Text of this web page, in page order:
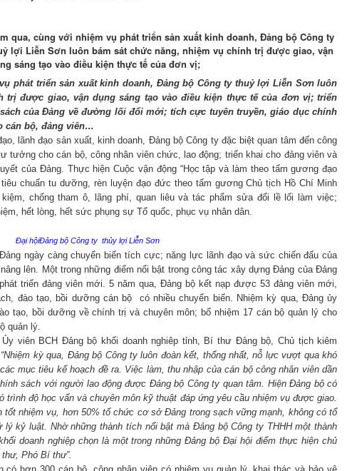
qua, cùng với nhiệm vụ phát triển sản xuất kinh doanh, Đảng bộ Công ty
lợi Liễn Sơn luôn bám sát chức năng, nhiệm vụ chính trị được giao, vận
sáng tạo vào điều kiện thực tế của đơn vị;
phát triển sản xuất kinh doanh, Đảng bộ Công ty thuỷ lợi Liễn Sơn luôn
trị được giao, vận dụng sáng tạo vào điều kiện thực tế của đơn vị; triển
của Đảng về đường lối đổi mới; tích cực tuyên truyền, giáo dục chính
cán bộ, đảng viên…
lãnh đạo sản xuất, kinh doanh, Đảng bộ Công ty đặc biệt quan tâm đến công
cho cán bộ, công nhân viên chức, lao động; triển khai cho đảng viên và
của Đảng. Thực hiện Cuộc vận động “Học tập và làm theo tấm gương đạo
chuẩn tu dưỡng, rèn luyện đạo đức theo tấm gương Chủ tịch Hồ Chí Minh
chống tham ô, lãng phí, quan liêu và tác phẩm sửa đổi lề lối làm việc;
hết lòng, hết sức phụng sự Tổ quốc, phục vụ nhân dân.
Đại hộiĐảng bộ Công ty thủy lợi Liễn Sơn
ngày càng chuyển biến tích cực; năng lực lãnh đạo và sức chiến đấu của
lên. Một trong những điểm nổi bật trong công tác xây dựng Đảng của Đảng
triển đảng viên mới. 5 năm qua, Đảng bộ kết nạp được 53 đảng viên mới,
đào tạo, bồi dưỡng cán bộ có nhiều chuyển biến. Nhiệm kỳ qua, Đảng ủy
tạo, bồi dưỡng về chính trị và chuyên môn; bổ nhiệm 17 cán bộ quản lý cho
quản lý.
viên BCH Đảng bộ khối doanh nghiêp tỉnh, Bí thư Đảng bộ, Chủ tịch kiêm
“Nhiệm kỳ qua, Đảng bộ Công ty luôn đoàn kết, thống nhất, nỗ lực vượt qua khó
mục tiêu kế hoạch đề ra. Việc làm, thu nhập của cán bộ công nhân viên dần
sách với người lao động được Đảng bộ Công ty quan tâm. Hiện Đảng bộ có
trình độ học vấn và chuyên môn kỹ thuật đáp ứng yêu cầu nhiệm vụ được giao.
tốt nhiệm vụ, hơn 50% tổ chức cơ sở Đảng trong sạch vững mạnh, không có tổ
kỷ luật. Nhờ những thành tích nổi bật mà Đảng bộ Công ty THHH một thành
doanh nghiệp chọn là một trong những Đảng bộ Đại hội điểm thực hiện chủ
Phó Bí thư”.